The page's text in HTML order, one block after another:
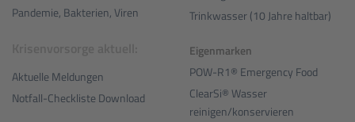
Pandemie, Bakterien, Viren
Aktuelle Meldungen
Notfall-Checkliste Download
Trinkwasser (10 Jahre haltbar)
Eigenmarken
POW-R1® Emergency Food
ClearSi® Wasser
reinigen/konservieren